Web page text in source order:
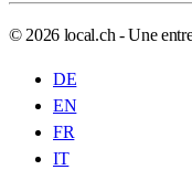
© 2026 local.ch - Une
DE
EN
FR
IT